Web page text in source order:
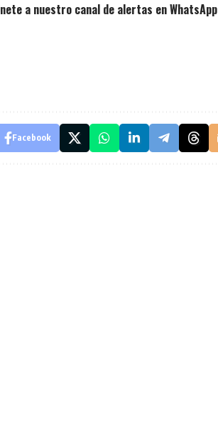
a nuestro canal de alertas en WhatsApp
Facebook